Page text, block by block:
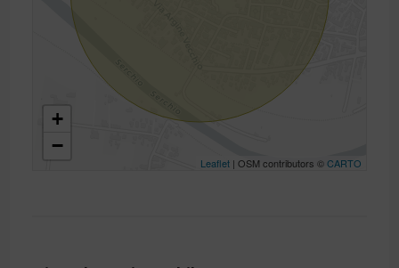
+
−
Leaflet| OSM contributors ©CARTO